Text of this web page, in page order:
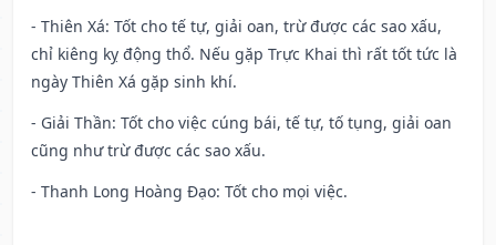
- Thiên Xá: Tốt cho tế tự, giải oan, trừ được các sao xấu,
chỉ kiêng kỵ động thổ. Nếu gặp Trực Khai thì rất tốt tức là
ngày Thiên Xá gặp sinh khí.
- Giải Thần: Tốt cho việc cúng bái, tế tự, tố tụng, giải oan
cũng như trừ được các sao xấu.
- Thanh Long Hoàng Đạo: Tốt cho mọi việc.